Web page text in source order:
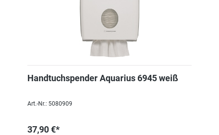
Handtuchspender Aquarius 6945 weiß
Art.-Nr.: 5080909
37,90 €*